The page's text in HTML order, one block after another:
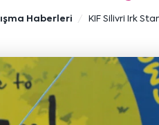
Haberleri KIF Silivri Irk